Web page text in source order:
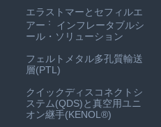
エラストマーとセフィルエ
アー ：
インフレータブルシ
ール・ソリューション
フェルトメタル多孔質輸送
層(PTL)
クイックディスコネクトシ
ステム(QDS)と真空用ユニ
オン継手(KENOL®)